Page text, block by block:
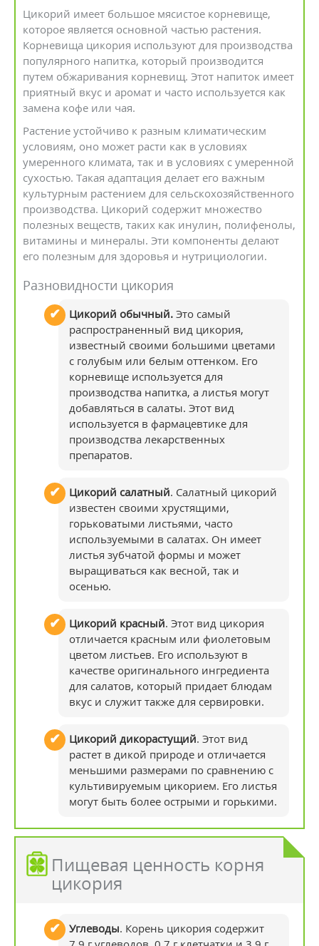
Цикорий имеет большое мясистое корневище,
которое является основной частью растения.
Корневища цикория используют для производства
популярного напитка, который производится
путем обжаривания корневищ. Этот напиток имеет
приятный вкус и аромат и часто используется как
замена кофе или чая.
Растение устойчиво к разным климатическим
условиям, оно может расти как в условиях
умеренного климата, так и в условиях с умеренной
сухостью. Такая адаптация делает его важным
культурным растением для сельскохозяйственного
производства. Цикорий содержит множество
полезных веществ, таких как инулин, полифенолы,
витамины и минералы. Эти компоненты делают
его полезным для здоровья и нутрициологии.
Разновидности цикория
Цикорий обычный.Это самый
распространенный вид цикория,
известный своими большими цветами
с голубым или белым оттенком. Его
корневище используется для
производства напитка, а листья могут
добавляться в салаты. Этот вид
используется в фармацевтике для
производства лекарственных
препаратов.
Цикорий салатный. Салатный цикорий
известен своими хрустящими,
горьковатыми листьями, часто
используемыми в салатах. Он имеет
листья зубчатой формы и может
выращиваться как весной, так и
осенью.
Цикорий красный. Этот вид цикория
отличается красным или фиолетовым
цветом листьев. Его используют в
качестве оригинального ингредиента
для салатов, который придает блюдам
вкус и служит также для сервировки.
Цикорий дикорастущий. Этот вид
растет в дикой природе и отличается
меньшими размерами по сравнению с
культивируемым цикорием. Его листья
могут быть более острыми и горькими.
Пищевая ценность корня
цикория
Углеводы. Корень цикория содержит